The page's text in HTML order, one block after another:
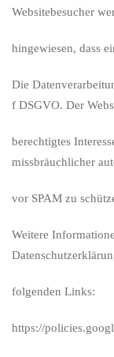
Websitebesucher
hingewiesen, dass
Die
f DSGVO. Der
berechtigtes
missbräuchlicher
vor SPAM zu
Weitere
folgenden Links:
https://